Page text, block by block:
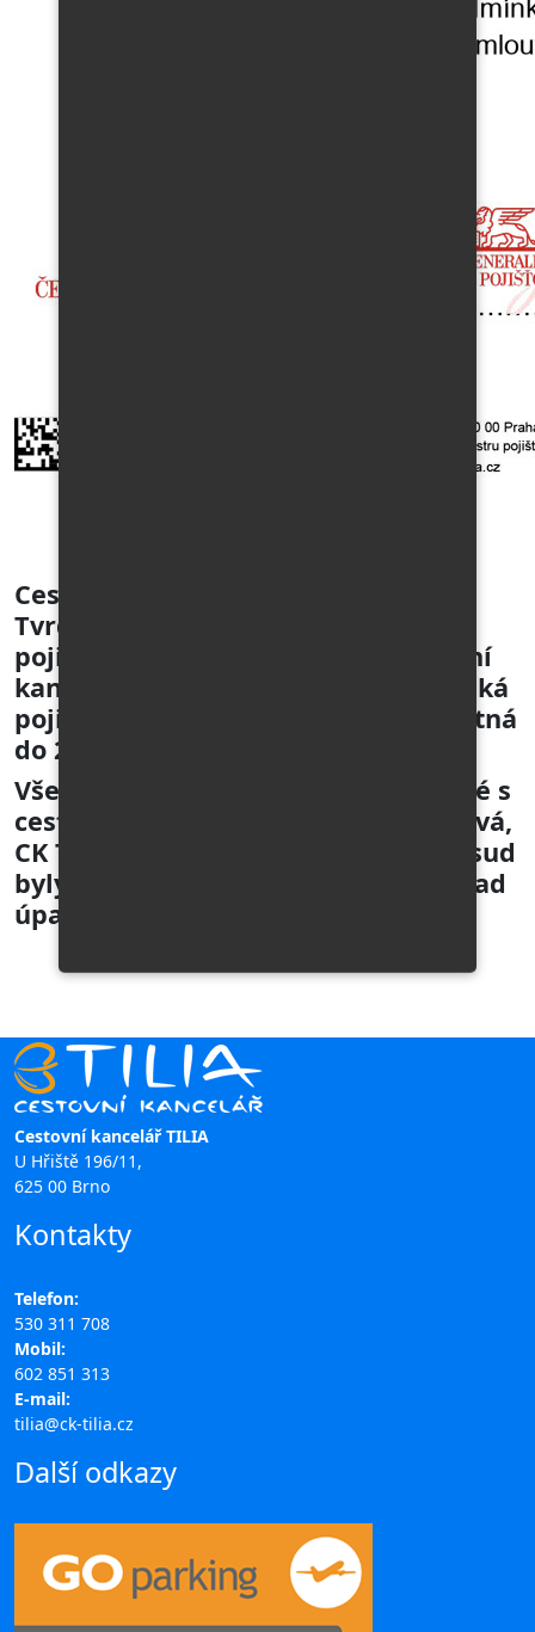
Cestovní kancelář TILIA - Ludmila
Tvrdoňová má sjednáno řádné
pojištění pro případ úpadku cestovní
kanceláře u Pojišťovny Generali Česká
pojišťovna. Současná pojistka je platná
do 28. 1. 2026.
Všechny smlouvy o zájezdu uzavřené s
cestovní kanceláří Ludmila Tvrdoňová,
CK Tilia kdykoliv od roku 2001 doposud
byly a jsou řádně pojištěny pro případ
úpadku cestovní kanceláře.
Cestovní kancelář TILIA
U Hřiště 196/11,
625 00 Brno
Kontakty
Telefon:
530 311 708
Mobil:
602 851 313
E-mail:
tilia@ck-tilia.cz
Další odkazy